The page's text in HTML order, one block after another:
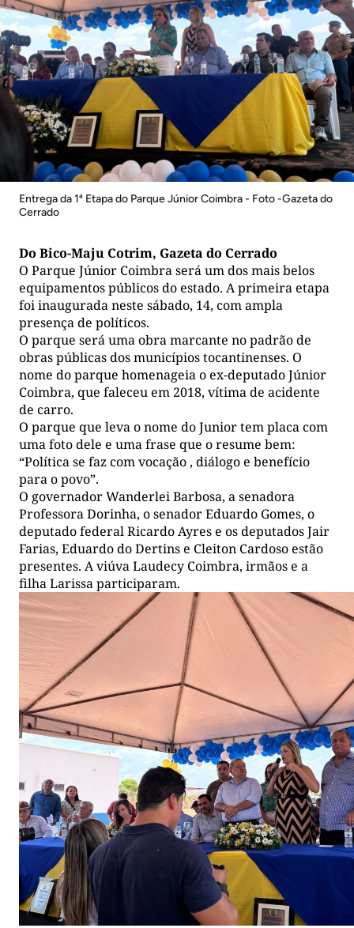
Entrega da 1ª Etapa do Parque Júnior Coimbra - Foto -Gazeta do
Cerrado
Do Bico-Maju Cotrim, Gazeta do Cerrado
O Parque Júnior Coimbra será um dos mais belos
equipamentos públicos do estado. A primeira etapa
foi inaugurada neste sábado, 14, com ampla
presença de políticos.
O parque será uma obra marcante no padrão de
obras públicas dos municípios tocantinenses. O
nome do parque homenageia o ex-deputado Júnior
Coimbra, que faleceu em 2018, vítima de acidente
de carro.
O parque que leva o nome do Junior tem placa com
uma foto dele e uma frase que o resume bem:
“Política se faz com vocação , diálogo e benefício
para o povo”.
O governador Wanderlei Barbosa, a senadora
Professora Dorinha, o senador Eduardo Gomes, o
deputado federal Ricardo Ayres e os deputados Jair
Farias, Eduardo do Dertins e Cleiton Cardoso estão
presentes. A viúva Laudecy Coimbra, irmãos e a
filha Larissa participaram.